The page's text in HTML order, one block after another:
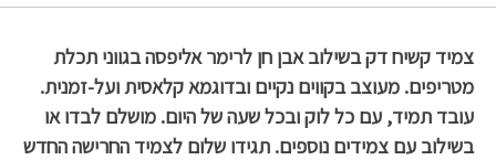
צמיד קשיח דק בשילוב אבן חן לרימר אליפסה בגווני תכלת
מטריפים. מעוצב בקווים נקיים ובדוגמא קלאסית ועל-זמנית.
עובד תמיד, עם כל לוק ובכל שעה של היום. מושלם לבדו או
בשילוב עם צמידים נוספים. תגידו שלום לצמיד החרישה החדש